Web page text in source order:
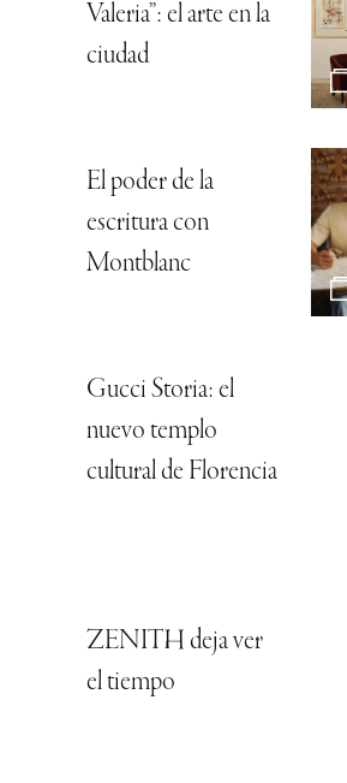
Valeria”: el arte en la
ciudad
El poder de la
escritura con
Montblanc
Gucci Storia: el
nuevo templo
cultural de Florencia
ZENITH deja ver
el tiempo